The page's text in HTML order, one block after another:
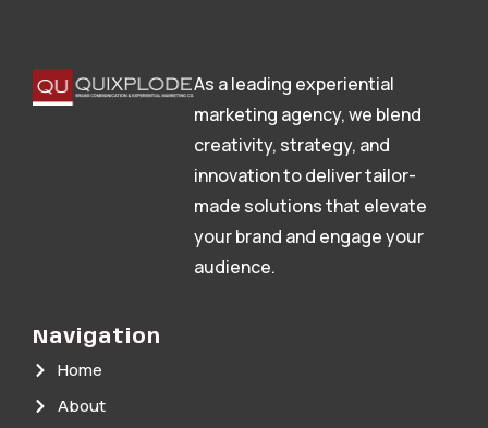
As a leading experiential
marketing agency, we blend
creativity, strategy, and
innovation to deliver tailor-
made solutions that elevate
your brand and engage your
audience.
Navigation
Home
About